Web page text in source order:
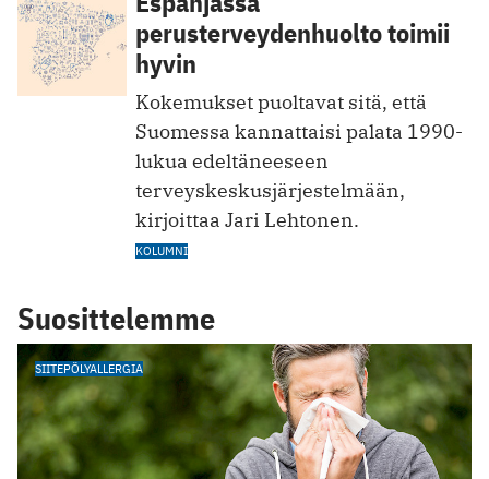
perusterveydenhuolto toimii
hyvin
Kokemukset puoltavat sitä, että
Suomessa kannattaisi palata 1990-
lukua edeltäneeseen
terveyskeskusjärjestelmään,
kirjoittaa Jari Lehtonen.
KOLUMNI
Suosittelemme
SIITEPÖLYALLERGIA